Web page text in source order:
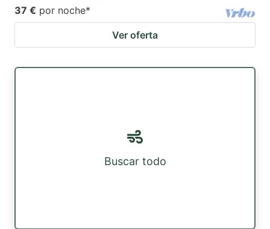
37 € por noche*
Ver oferta
Buscar todo